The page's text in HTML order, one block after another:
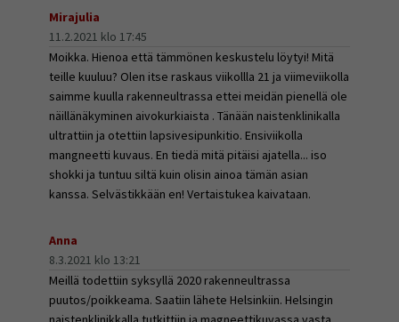
Mirajulia
11.2.2021 klo 17:45
Moikka. Hienoa että tämmönen keskustelu löytyi! Mitä
teille kuuluu? Olen itse raskaus viikollla 21 ja viimeviikolla
saimme kuulla rakenneultrassa ettei meidän pienellä ole
näillänäkyminen aivokurkiaista . Tänään naistenklinikalla
ultrattiin ja otettiin lapsivesipunkitio. Ensiviikolla
mangneetti kuvaus. En tiedä mitä pitäisi ajatella... iso
shokki ja tuntuu siltä kuin olisin ainoa tämän asian
kanssa. Selvästikkään en! Vertaistukea kaivataan.
Anna
8.3.2021 klo 13:21
Meillä todettiin syksyllä 2020 rakenneultrassa
puutos/poikkeama. Saatiin lähete Helsinkiin. Helsingin